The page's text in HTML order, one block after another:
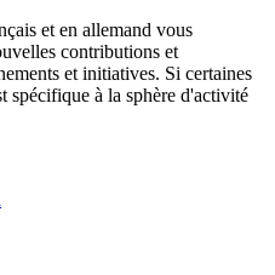
et en allemand vous
contributions et
et initiatives. Si certaines
spécifique à la sphère d'activité